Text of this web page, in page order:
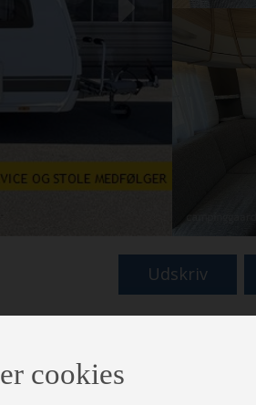
Next
Udskriv
cookies